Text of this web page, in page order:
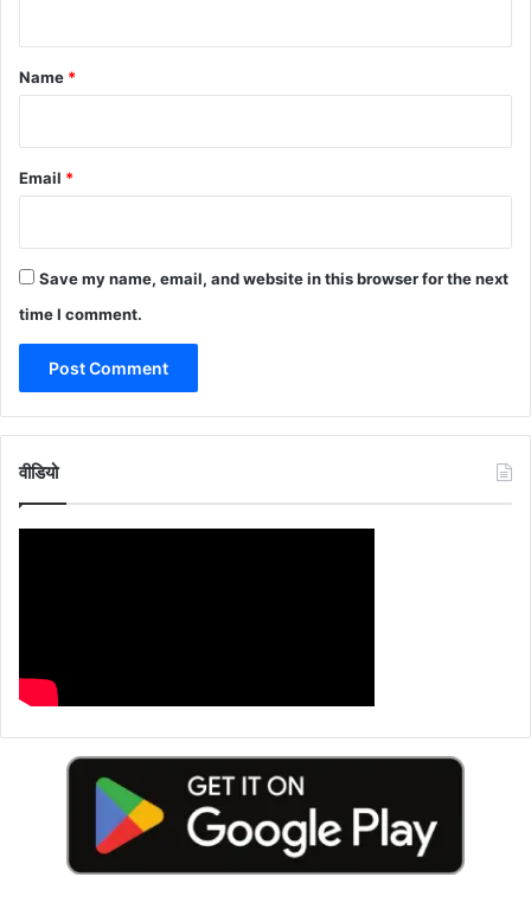
*
Name *
Email *
Save my name, email, and website in this browser for the next
time I comment.
वीडियो